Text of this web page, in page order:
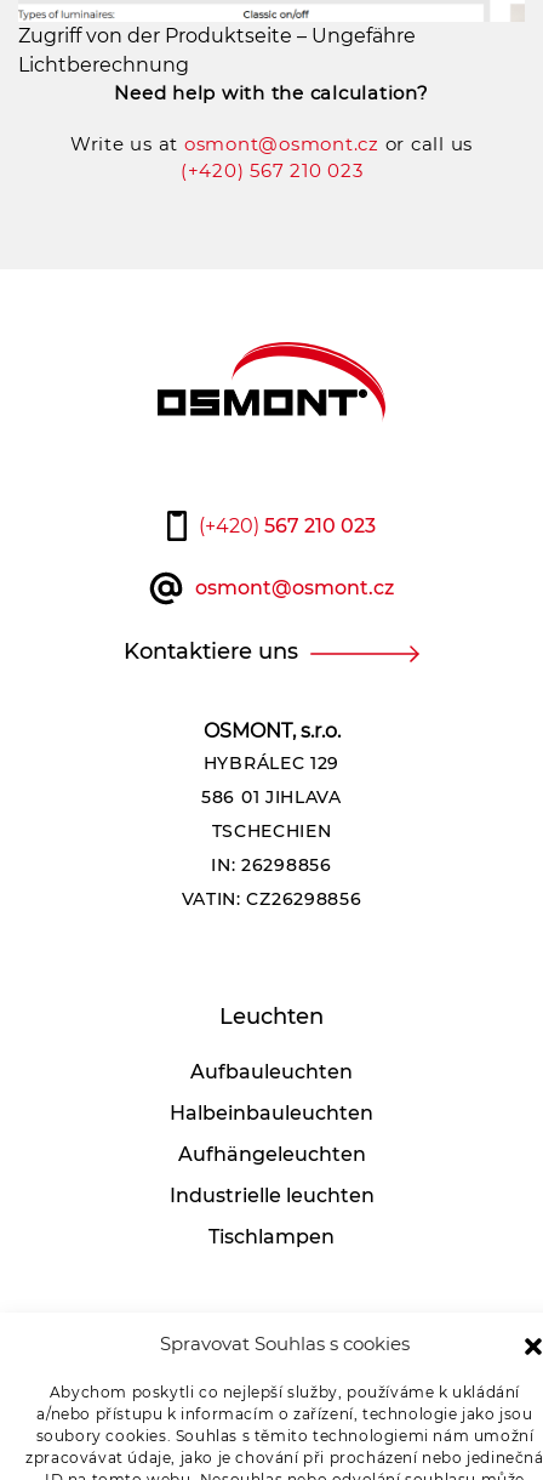
Spravovat Souhlas s cookies
Abychom poskytli co nejlepší služby, používáme k ukládání
a/nebo přístupu k informacím o zařízení, technologie jako jsou
soubory cookies. Souhlas s těmito technologiemi nám umožní
zpracovávat údaje, jako je chování při procházení nebo jedinečná
Zugriff von der Produktseite – Ungefähre
Lichtberechnung
Need help with the calculation?
Write us at osmont@osmont.cz or call us
(+420) 567 210 023
OSMONT, s.r.o.
HYBRÁLEC 129
586 01 JIHLAVA
TSCHECHIEN
IN: 26298856
VATIN: CZ26298856
Leuchten
Aufbauleuchten
Halbeinbauleuchten
Aufhängeleuchten
Industrielle leuchten
Tischlampen
Für Kunden
Ware reklamieren
Datenschutz-Bestimmungen
(+420) 567 210 023
osmont@osmont.cz
Kontaktiere uns